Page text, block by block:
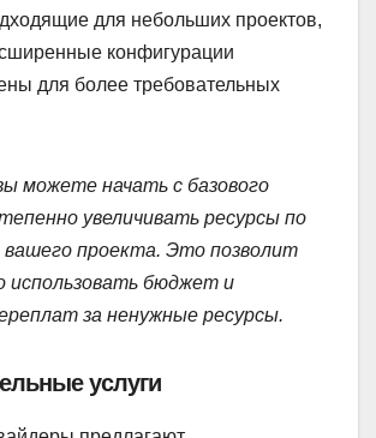
для небольших проектов,
конфигурации
для более требовательных
можете начать с базового
увеличивать ресурсы по
проекта. Это позволит
использовать бюджет и
за ненужные ресурсы.
услуги